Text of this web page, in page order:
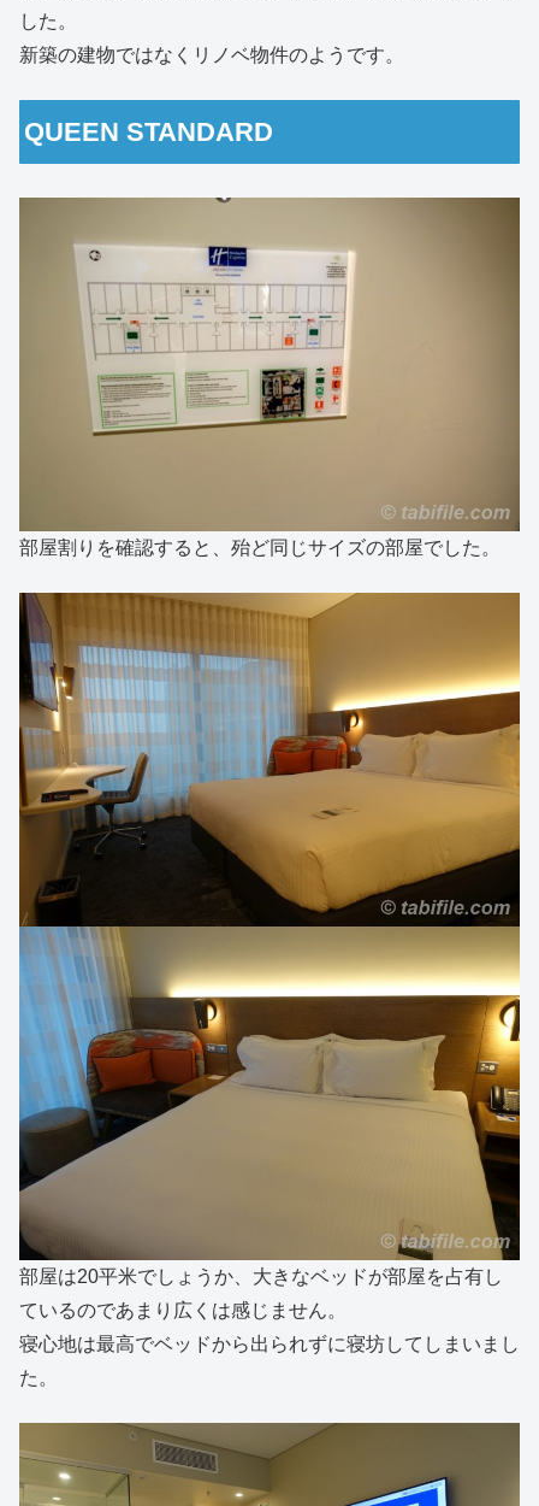
した。
新築の建物ではなくリノベ物件のようです。
QUEEN STANDARD
部屋割りを確認すると、殆ど同じサイズの部屋でした。
部屋は20平米でしょうか、大きなベッドが部屋を占有し
ているのであまり広くは感じません。
寝心地は最高でベッドから出られずに寝坊してしまいまし
た。